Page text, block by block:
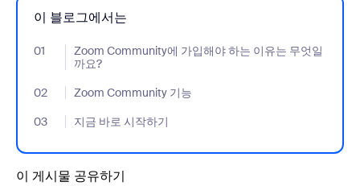
이 블로그에서는
01
Zoom Community에 가입해야 하는 이유는 무엇일
까요?
- Jumplink to Zoom Community에 가입해야 하는 이유는 무엇일
02 Zoom Community 기능
- Jumplink to Zoom Community 기능
03
지금 바로 시작하기
- Jumplink to 지금 바로 시작하기
이 게시물 공유하기